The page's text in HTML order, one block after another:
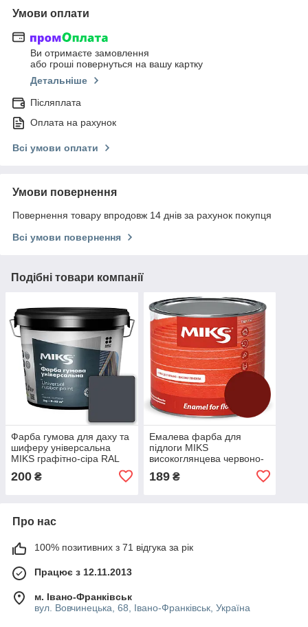
Умови оплати
Ви отримаєте замовлення
або гроші повернуться на вашу картку
Детальніше
Післяплата
Оплата на рахунок
Всі умови оплати
Умови повернення
Повернення товару впродовж 14 днів за рахунок покупця
Всі умови повернення
Подібні товари компанії
Фарба гумова для даху та
шиферу універсальна
MIKS графітно-сіра RAL
200 ₴
Емалева фарба для
підлоги MIKS
високоглянцева червоно-
189₴
Про нас
100% позитивних з 71 відгука за рік
Працює з 12.11.2013
м. Івано-Франківськ
вул. Вовчинецька, 68, Івано-Франківськ, Україна